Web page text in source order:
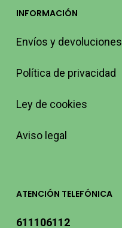
INFORMACIÓN
Envíos y devoluciones
Política de privacidad
Ley de cookies
Aviso legal
ATENCIÓN TELEFÓNICA
611106112